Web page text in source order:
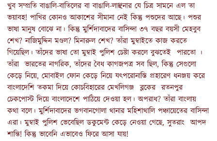
খুব সম্প্রতি বাঙালি-বাতিলের বা বাঙালি-লাঞ্ছনার যে চিত্র সামনে এল তা
ভয়াবহ! পাখির কোনও আকাশের সীমানা নেই কিন্তু পশুদের আছে। পশুর
ভাষা মানুষ বোঝে না। কিন্তু মুর্শিদাবাদের বাসিন্দা ৩৭ বছর বয়সী মেহবুব
শেখ? নাজিমুদ্দিন মণ্ডল? মিনারুল শেখ? তাঁরা মুম্বাইতে কাজ করতে
গিয়েছিল। তাঁদের ভাষা তো মুম্বাই পুলিশ চেষ্টা করলে বুঝতেই পারতো ।
তাঁরা ভারতের নাগরিক, তাঁদের বৈধ কাগজপত্র সব ছিল, কিন্তু সেগুলো
কেড়ে নিয়ে, মোবাইল ফোন কেড়ে নিয়ে যৎপরোনাস্তি প্রহারেণ ধনঞ্জয় করে
বাংলাদেশি তকমা দিয়ে কোচবিহারের মেখলিগঞ্জ ব্লকের রতনপুর
চেকপোস্ট দিয়ে বাংলাদেশে পাঠিয়ে দেওয়া হল। অপরাধ? তাঁরা বাংলায়
কথা বলে। মুর্শিদাবাদের ভগবানগোলা থানার মহিশাথালি পঞ্চায়েতের বাসিন্দা
এরা। মুম্বাই পুলিশ ভেবেছিল ডকুমেন্ট কেড়ে নেওয়া গেছে, সুতরাং আপদ
শান্তি! কিন্তু ভাবেনি এভাবেও ফিরে আসা যায়!